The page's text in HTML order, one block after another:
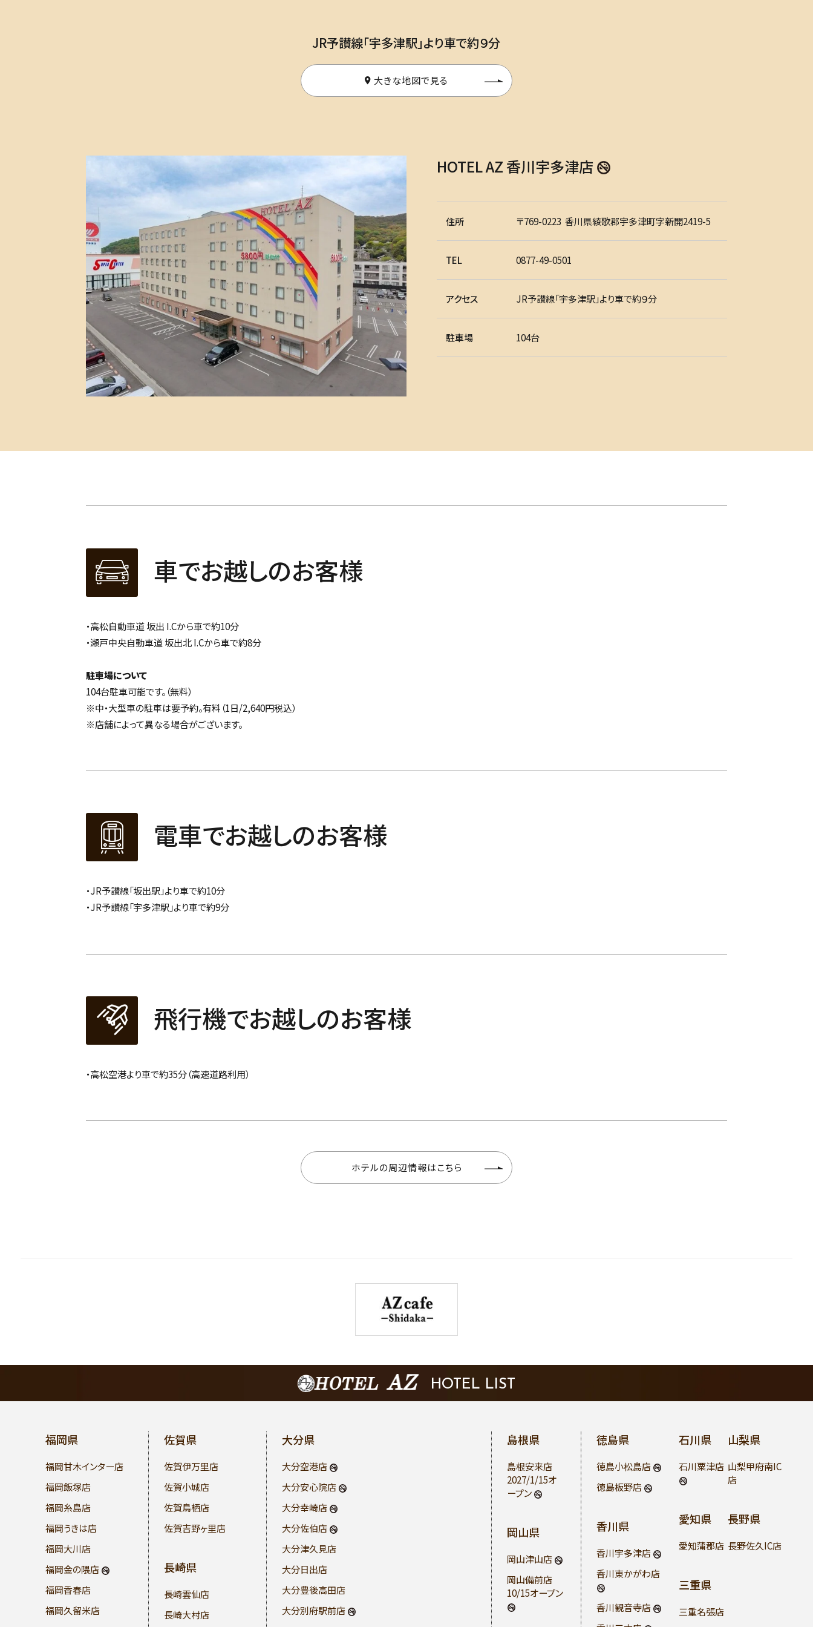
JR予讃線「宇多津駅」より車で約９分
大きな地図で見る
HOTEL AZ 香川宇多津店
住所 〒769-0223 香川県綾歌郡宇多津町字新開2419-5
TEL 0877-49-0501
アクセス JR予讃線「宇多津駅」より車で約９分
駐車場 104台
車でお越しのお客様
・高松自動車道 坂出 I.Cから車で約10分
・瀬戸中央自動車道 坂出北 I.Cから車で約8分
駐車場について
104台駐車可能です。（無料）
※中・大型車の駐車は要予約。有料（1日/2,640円税込）
※店舗によって異なる場合がございます。
電車でお越しのお客様
・JR予讃線「坂出駅」より車で約10分
・JR予讃線「宇多津駅」より車で約9分
飛行機でお越しのお客様
・高松空港より車で約35分（高速道路利用）
ホテルの周辺情報はこちら
HOTEL LIST
福岡県
福岡甘木インター店
福岡飯塚店
福岡糸島店
福岡うきは店
福岡大川店
福岡金の隈店
福岡香春店
福岡久留米店
佐賀県
佐賀伊万里店
佐賀小城店
佐賀鳥栖店
佐賀吉野ヶ里店
長崎県
長崎雲仙店
長崎大村店
大分県
大分空港店
大分安心院店
大分幸崎店
大分佐伯店
大分津久見店
大分日出店
大分豊後高田店
大分別府駅前店
島根県
島根安来店
2027/1/15オ
ープン
岡山県
岡山津山店
岡山備前店
10/15オープン
徳島県
徳島小松島店
徳島板野店
香川県
香川宇多津店
香川東かがわ店
香川観音寺店
石川県
石川粟津店
愛知県
愛知蒲郡店
三重県
三重名張店
山梨県
山梨甲府南IC
店
長野県
長野佐久IC店